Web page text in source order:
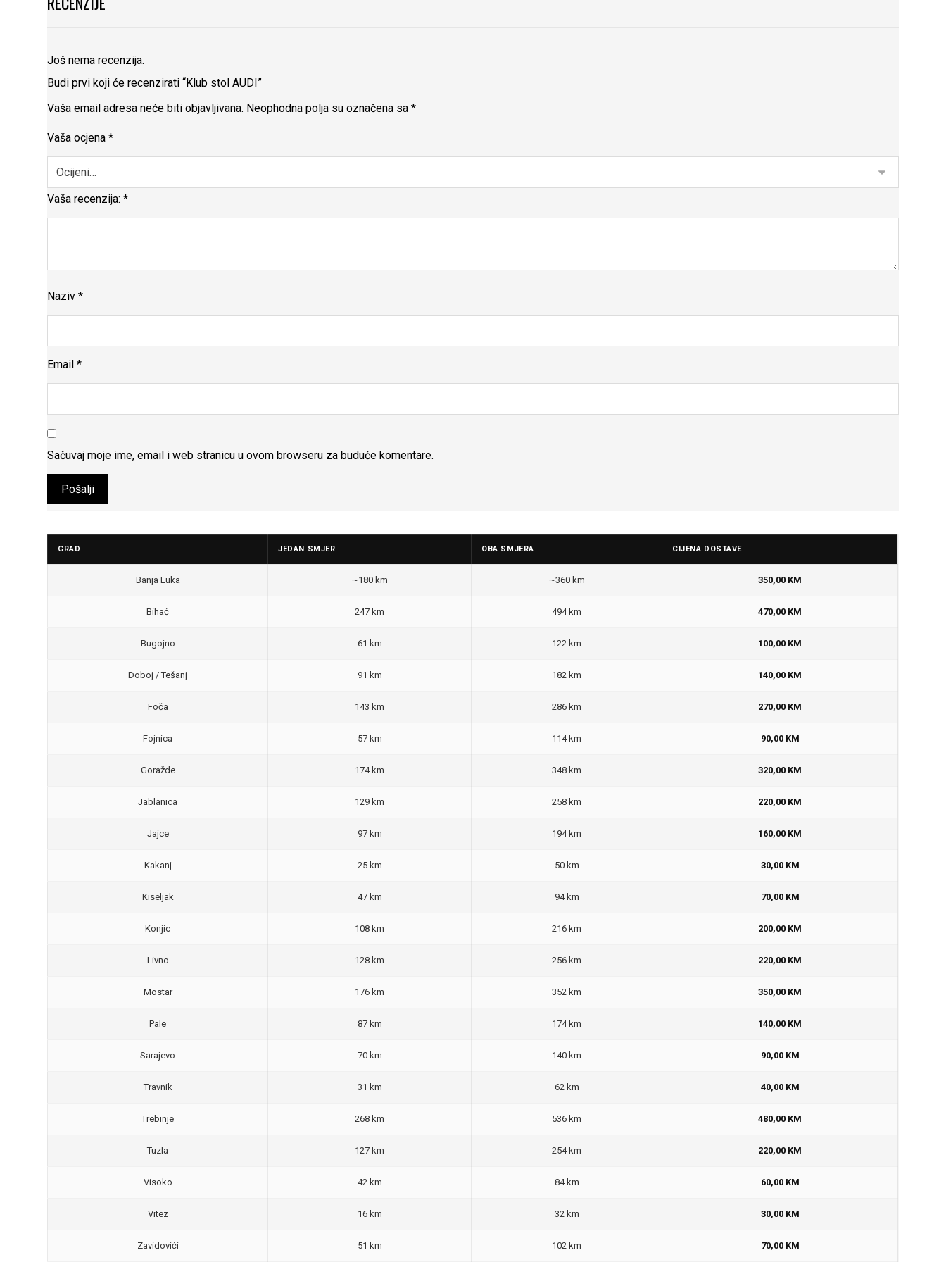
Još nema recenzija.
Budi prvi koji će recenzirati “Klub stol AUDI”
Vaša email adresa neće biti objavljivana. Neophodna polja su označena sa*
Vaša ocjena*
Vaša recenzija:*
Naziv*
Email*
Sačuvaj moje ime, email i web stranicu u ovom browseru za buduće komentare.
GRAD JEDAN SMJER OBA SMJERA CIJENA DOSTAVE
Banja Luka ~180 km ~360 km 350,00 KM
Bihać 247 km 494 km 470,00 KM
Bugojno 61 km 122 km 100,00 KM
Doboj / Tešanj 91 km 182 km 140,00 KM
Foča 143 km 286 km 270,00 KM
Fojnica 57 km 114 km 90,00 KM
Goražde 174 km 348 km 320,00 KM
Jablanica 129 km 258 km 220,00 KM
Jajce 97 km 194 km 160,00 KM
Kakanj 25 km 50 km 30,00 KM
Kiseljak 47 km 94 km 70,00 KM
Konjic 108 km 216 km 200,00 KM
Livno 128 km 256 km 220,00 KM
Mostar 176 km 352 km 350,00 KM
Pale 87 km 174 km 140,00 KM
Sarajevo 70 km 140 km 90,00 KM
Travnik 31 km 62 km 40,00 KM
Trebinje 268 km 536 km 480,00 KM
Tuzla 127 km 254 km 220,00 KM
Visoko 42 km 84 km 60,00 KM
Vitez 16 km 32 km 30,00 KM
Zavidovići 51 km 102 km 70,00 KM